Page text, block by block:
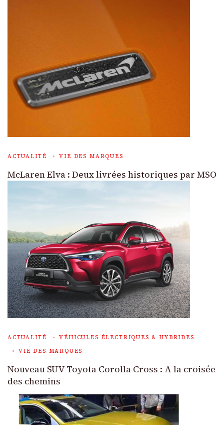
ACTUALITÉ VIE DES MARQUES
McLaren Elva : Deux livrées historiques par MSO
ACTUALITÉ
VÉHICULES ÉLECTRIQUES & HYBRIDES
VIE DES MARQUES
Nouveau SUV Toyota Corolla Cross : A la croisée
des chemins